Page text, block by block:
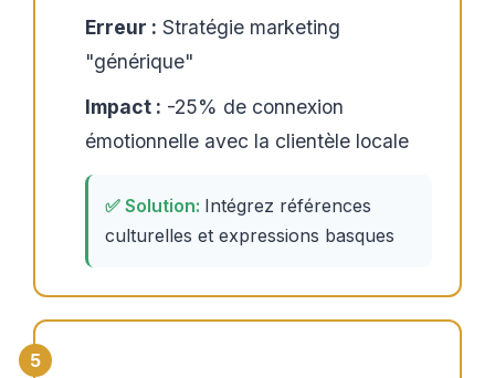
Erreur : Stratégie marketing
"générique"
Impact : -25% de connexion
émotionnelle avec la clientèle locale
Intégrez références
culturelles et expressions basques